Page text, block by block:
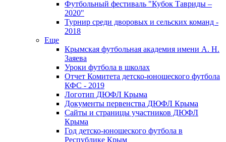
Футбольный фестиваль "Кубок Тавриды –
2020"
Турнир среди дворовых и сельских команд -
2018
Еще
Крымская футбольная академия имени А. Н.
Заяева
Уроки футбола в школах
Отчет Комитета детско-юношеского футбола
КФС - 2019
Логотип ДЮФЛ Крыма
Документы первенства ДЮФЛ Крыма
Сайты и страницы участников ДЮФЛ
Крыма
Год детско-юношеского футбола в
Республике Крым